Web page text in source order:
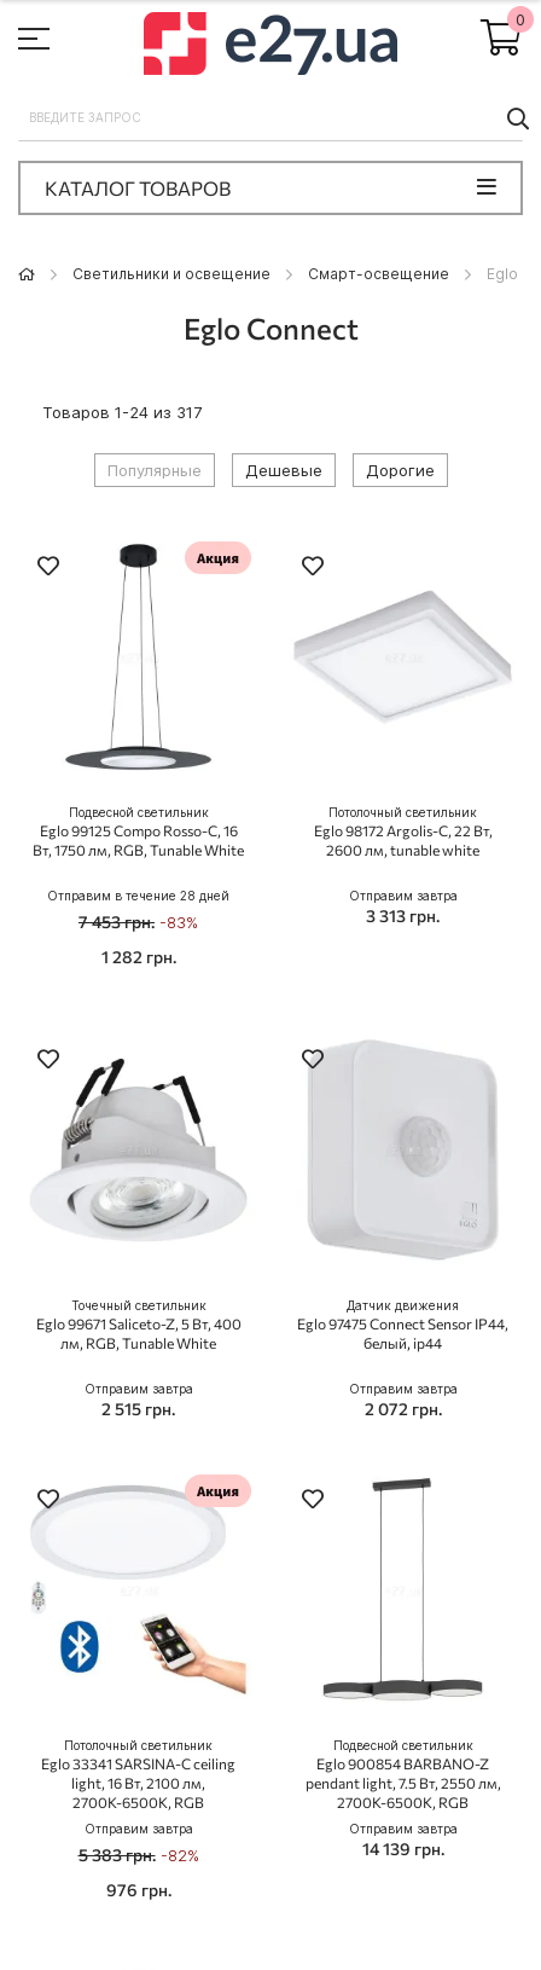
0
КАТАЛОГ ТОВАРОВ
Светильники и освещение Смарт-освещение Eglo
Eglo Connect
Товаров 1-24 из 317
Популярные Дешевые Дорогие
Подвесной светильник
Eglo 99125 Compo Rosso-C, 16
Вт, 1750 лм, RGB, Tunable White
Отправим в течение 28 дней
7 453 грн. -83%
1 282 грн.
Потолочный светильник
Eglo 98172 Argolis-C, 22 Вт,
2600 лм, tunable white
Отправим завтра
3 313 грн.
Точечный светильник
Eglo 99671 Saliceto-Z, 5 Вт, 400
лм, RGB, Tunable White
Отправим завтра
2 515 грн.
Датчик движения
Eglo 97475 Connect Sensor IP44,
белый, ip44
Отправим завтра
2 072 грн.
Потолочный светильник
Eglo 33341 SARSINA-C ceiling
light, 16 Вт, 2100 лм,
2700К-6500К, RGB
Отправим завтра
5 383 грн. -82%
976 грн.
Подвесной светильник
Eglo 900854 BARBANO-Z
pendant light, 7.5 Вт, 2550 лм,
2700К-6500К, RGB
Отправим завтра
14 139 грн.